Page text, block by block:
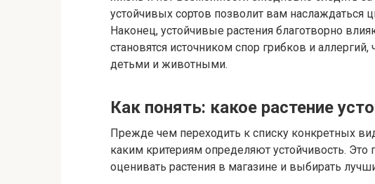
устойчивых сортов позволит вам наслаждаться
Наконец, устойчивые растения благотворно
становятся источником спор грибков и
детьми и животными.
Как понять: какое растение
Прежде чем переходить к списку конкретных
каким критериям определяют устойчивость.
оценивать растения в магазине и выбирать